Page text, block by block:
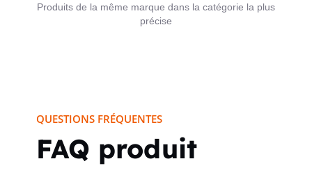
Produits de la même marque dans la catégorie la plus
précise
QUESTIONS FRÉQUENTES
FAQ produit